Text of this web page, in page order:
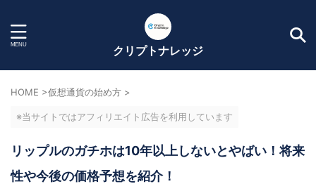
クリプトナレッジ
HOME >仮想通貨の始め方 >
※当サイトではアフィリエイト広告を利用しています
リップルのガチホは10年以上しないとやばい！将来
性や今後の価格予想を紹介！